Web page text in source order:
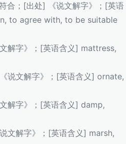
合；[出处] 《说文解字》；[英语
to agree with, to be suitable
解字》；[英语含义] mattress,
说文解字》；[英语含义] ornate,
解字》；[英语含义] damp,
文解字》；[英语含义] marsh,